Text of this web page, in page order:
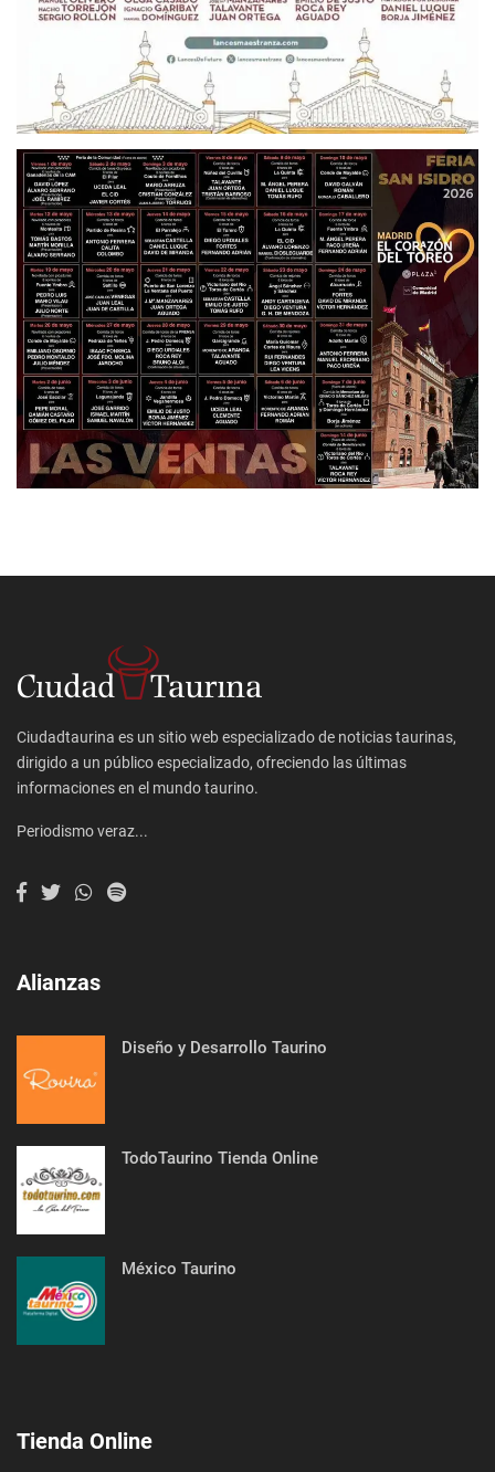
Ciudadtaurina es un sitio web especializado de noticias taurinas,
dirigido a un público especializado, ofreciendo las últimas
informaciones en el mundo taurino.
Periodismo veraz...
Alianzas
Diseño y Desarrollo Taurino
TodoTaurino Tienda Online
México Taurino
Tienda Online